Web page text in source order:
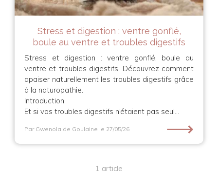
Stress et digestion : ventre gonflé,
boule au ventre et troubles digestifs
Stress et digestion : ventre gonflé, boule au
ventre et troubles digestifs. Découvrez comment
apaiser naturellement les troubles digestifs grâce
à la naturopathie.
Introduction
Et si vos troubles digestifs n’étaient pas seul...
Par Gwenola de Goulaine le 27/05/26 ⟶
1 article